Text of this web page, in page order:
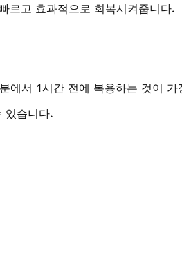
르고 효과적으로 회복시켜줍니다.
에서 1시간 전에 복용하는 것이
있습니다.